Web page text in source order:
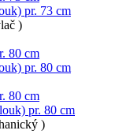
pr. 73 cm
)
80 cm
pr. 80 cm
80 cm
pr. 80 cm
)